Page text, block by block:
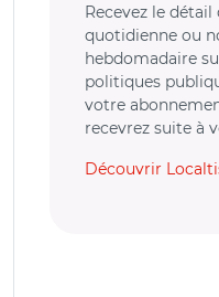
Recevez le
quotidienne ou
hebdomadaire
politiques
votre
recevrez suite à
Découvrir